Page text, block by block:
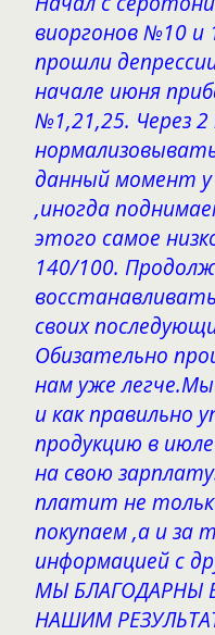
виоргонов №10 и
прошли
начале июня
№1,21,25. Через 2
данный момент у
,иногда
этого самое
140/100.
своих
Обизательно
нам уже
и как правильно
продукцию в
на свою
платит не
покупаем ,а и за
информацией с
МЫ БЛАГОДАРНЫ
НАШИМ